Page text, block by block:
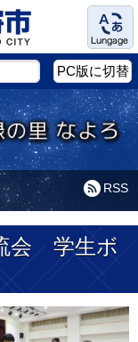
Language
PC版に切替
RSS
会 学生ボ